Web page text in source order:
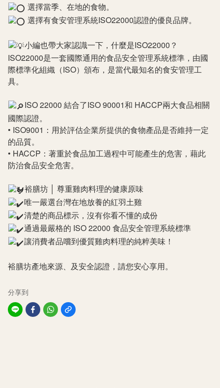
選擇當季、在地的食物。
選擇有食安管理系統ISO22000認證的優良品牌。
小編也帶大家認識一下，什麼是ISO22000？
ISO22000是一套國際通用的食品安全管理系統標準，由國
際標準化組織（ISO）頒布，是當代最知名的食安管理工
具。
ISO 22000 結合了ISO 90001和 HACCP兩大食品相關
國際認證。
• ISO9001：用於評估企業所提供的食物產品是否維持一定
的品質。
• HACCP：著重於食品加工過程中可能產生的危害，藉此
防治食品安全危害。
裕膳坊 │ 尊重雞肉料理的健康原味
唯一嚴選台灣在地放養的紅羽土雞
清楚的商品標示，沒有你看不懂的成份
通過最嚴格的 ISO 22000 食品安全管理系統標準
讓消費者品嚐到優質雞肉料理的純粹美味！
裕膳坊產地來源、及安全認證，請您安心享用。
分享到